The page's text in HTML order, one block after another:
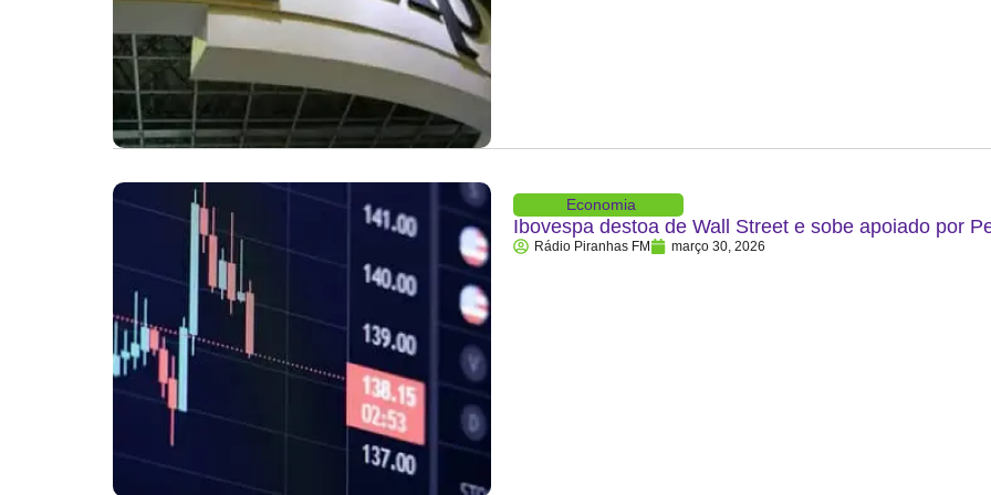
Economia
Ibovespa destoa de Wall Street e sobe apoiado por
Rádio Piranhas FM março 30, 2026